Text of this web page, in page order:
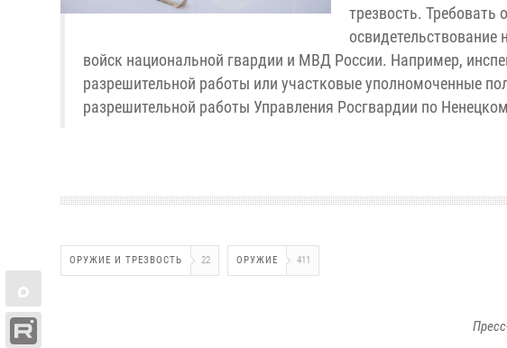
трезвость. Требовать
освидетельствование
войск национальной гвардии и МВД России. Например,
разрешительной работы или участковые уполномоченные
разрешительной работы Управления Росгвардии по
ОРУЖИЕ И ТРЕЗВОСТЬ 22 ОРУЖИЕ 411